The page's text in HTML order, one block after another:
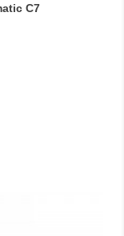
C7